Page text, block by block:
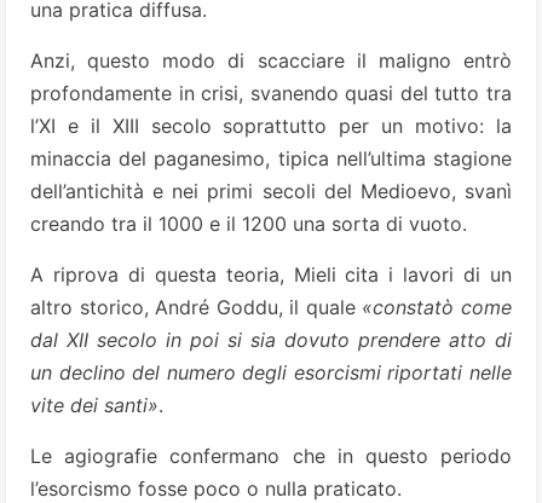
una pratica diffusa.
Anzi, questo modo di scacciare il maligno entrò
profondamente in crisi, svanendo quasi del tutto tra
l’XI e il XIII secolo soprattutto per un motivo: la
minaccia del paganesimo, tipica nell’ultima stagione
dell’antichità e nei primi secoli del Medioevo, svanì
creando tra il 1000 e il 1200 una sorta di vuoto.
A riprova di questa teoria, Mieli cita i lavori di un
altro storico, André Goddu, il quale «constatò come
dal XII secolo in poi si sia dovuto prendere atto di
un declino del numero degli esorcismi riportati nelle
vite dei santi».
Le agiografie confermano che in questo periodo
l’esorcismo fosse poco o nulla praticato.